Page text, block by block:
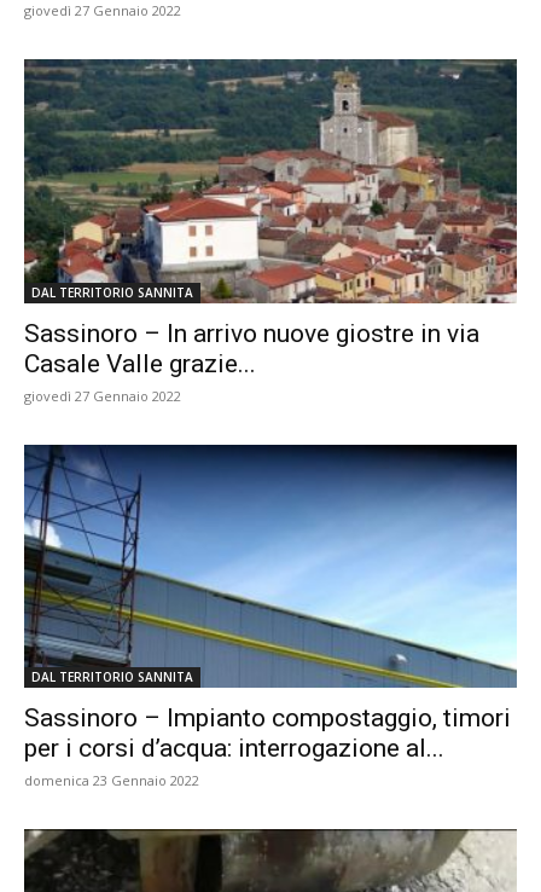
giovedì 27 Gennaio 2022
DAL TERRITORIO SANNITA
Sassinoro – In arrivo nuove giostre in via
Casale Valle grazie...
giovedì 27 Gennaio 2022
DAL TERRITORIO SANNITA
Sassinoro – Impianto compostaggio, timori
per i corsi d’acqua: interrogazione al...
domenica 23 Gennaio 2022